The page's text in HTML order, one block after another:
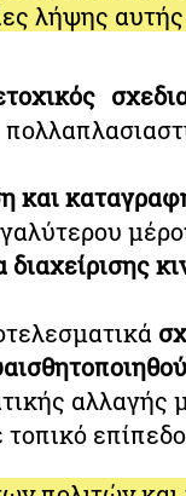
λήψης
και
διαχείρισης